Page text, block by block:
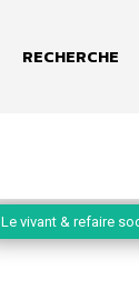
RECHERCHE
Le vivant & refaire